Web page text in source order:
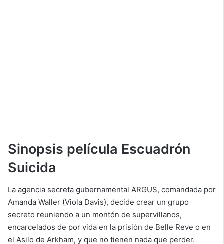
Sinopsis película Escuadrón
Suicida
La agencia secreta gubernamental ARGUS, comandada por
Amanda Waller (Viola Davis), decide crear un grupo
secreto reuniendo a un montón de supervillanos,
encarcelados de por vida en la prisión de Belle Reve o en
el Asilo de Arkham, y que no tienen nada que perder.